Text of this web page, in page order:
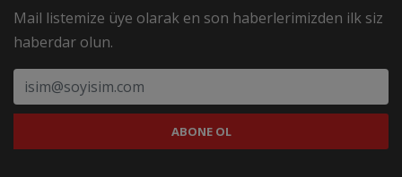
Mail listemize üye olarak en son haberlerimizden ilk siz
haberdar olun.